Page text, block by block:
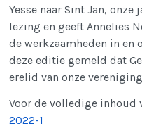
Yesse naar Sint Jan,
lezing en geeft Annelies
de werkzaamheden in en
deze editie gemeld dat
erelid van onze
Voor de volledige inhoud
2022-1